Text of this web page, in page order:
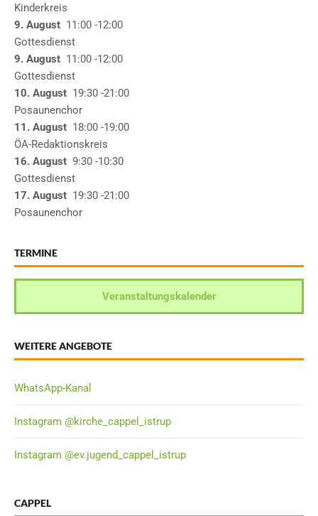
Kinderkreis
9. August 11:00 -12:00
Gottesdienst
9. August 11:00 -12:00
Gottesdienst
10. August 19:30 -21:00
Posaunenchor
11. August 18:00 -19:00
ÖA-Redaktionskreis
16. August 9:30 -10:30
Gottesdienst
17. August 19:30 -21:00
Posaunenchor
TERMINE
Veranstaltungskalender
WEITERE ANGEBOTE
WhatsApp-Kanal
Instagram @kirche_cappel_istrup
Instagram @ev.jugend_cappel_istrup
CAPPEL